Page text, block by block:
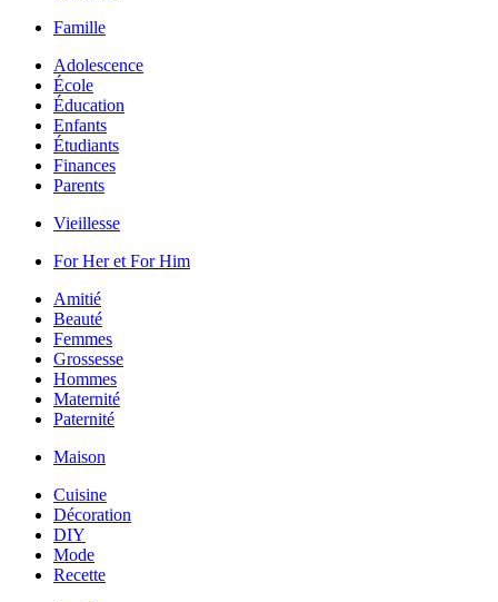
Famille
Adolescence
École
Éducation
Enfants
Étudiants
Finances
Parents
Vieillesse
For Her et For Him
Amitié
Beauté
Femmes
Grossesse
Hommes
Maternité
Paternité
Maison
Cuisine
Décoration
DIY
Mode
Recette